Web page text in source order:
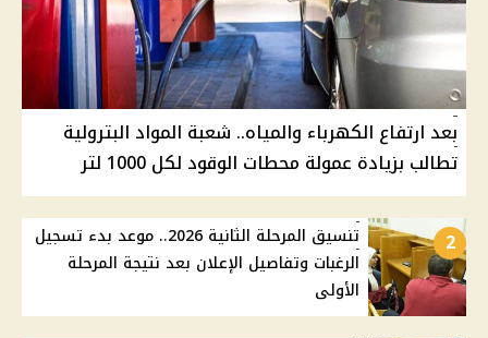
بعد ارتفاع الكهرباء والمياه.. شعبة المواد البترولية
تطالب بزيادة عمولة محطات الوقود لكل 1000 لتر
2
تنسيق المرحلة الثانية 2026.. موعد بدء تسجيل
الرغبات وتفاصيل الإعلان بعد نتيجة المرحلة
الأولى